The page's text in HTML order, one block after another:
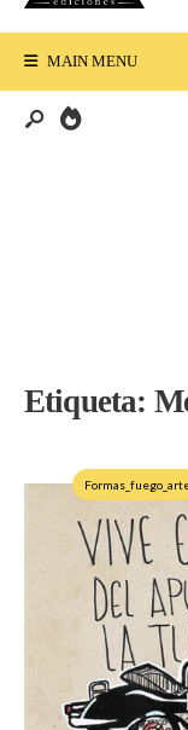
MAIN MENU
Etiqueta: